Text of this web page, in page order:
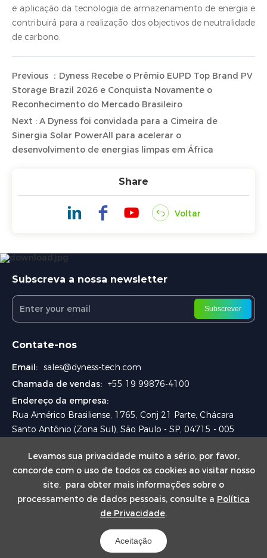
Levamos sua privacidade muito a sério, por favor,
concorde com o uso de todos os cookies ao visitar nosso
site. para obter mais informações sobre o
processamento de dados pessoais, consulte a Política
de Privacidade.
Aceitação
e aplicação da tecnologia de armazenamento de energia e
contribuirá para a realização dos objectivos de neutralidade
de carbono.
Previous ：Dyness Recebe o Prêmio EUPD Top Brand PV
Storage Brazil 2026 e Conquista Novamente o
Reconhecimento do Mercado Brasileiro
Next : A Dyness foi convidada para a Cimeira de
Sinergia Solar PowerAll para acelerar o
desenvolvimento de energias limpas em África
Share
Voltar
Subscreva a nossa newsletter
Subscrever
Contate-nos
Email: sales@dyness-tech.com
Chamada de vendas: +55 19 99876-4100
Endereço da empresa:
Rua Américo Brasiliense, 1765, Conj 21 Parte, Chácara
Santo Antônio (Zona Sul), São Paulo - SP, 04715 - 005
Copyright © 2024 Dyness Digital Energy Technology Co., Ltd.
Mapa do site
Política de Privacidade